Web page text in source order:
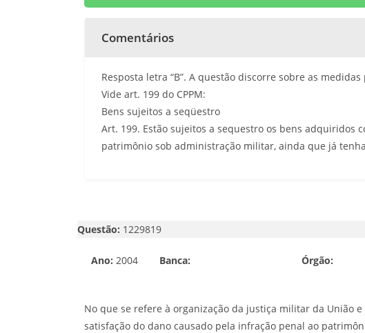
Comentários
Resposta letra “B”. A questão discorre sobre as
Vide art. 199 do CPPM:
Bens sujeitos a seqüestro
Art. 199. Estão sujeitos a sequestro os bens adquiridos
patrimônio sob administração militar, ainda que já
Questão: 1229819
Ano: 2004 Banca: Órgão:
No que se refere à organização da justiça militar da União
satisfação do dano causado pela infração penal ao